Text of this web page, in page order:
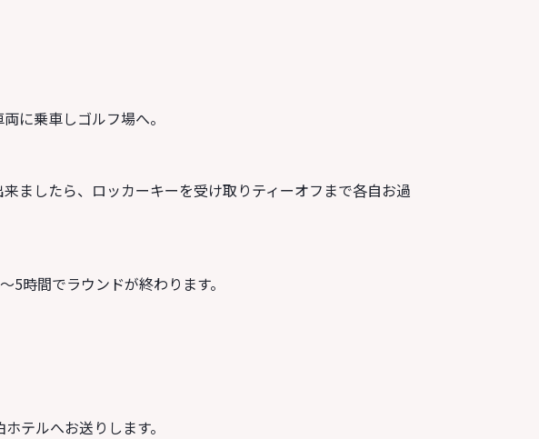
に乗車しゴルフ場へ。
ましたら、ロッカーキーを受け取りティーオフまで各自お過
時間でラウンドが終わります。
テルへお送りします。